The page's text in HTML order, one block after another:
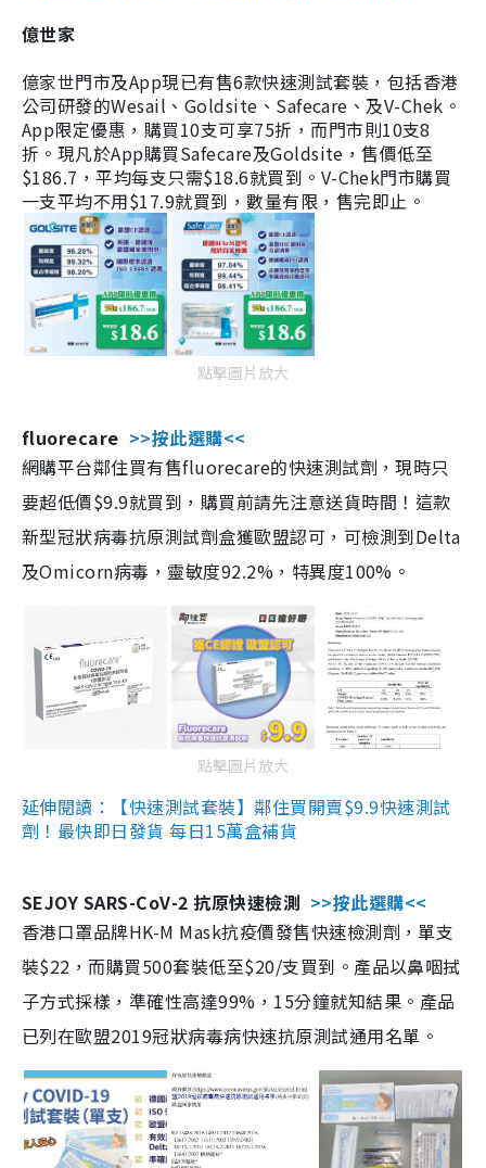
億世家
億家世門市及App現已有售6款快速測試套裝，包括香港
公司研發的Wesail、Goldsite、Safecare、及V-Chek。
App限定優惠，購買10支可享75折，而門市則10支8
折。現凡於App購買Safecare及Goldsite，售價低至
$186.7，平均每支只需$18.6就買到。V-Chek門市購買
一支平均不用$17.9就買到，數量有限，售完即止。
點擊圖片放大
fluorecare >>按此選購<<
網購平台鄰住買有售fluorecare的快速測試劑，現時只
要超低價$9.9就買到，購買前請先注意送貨時間！這款
新型冠狀病毒抗原測試劑盒獲歐盟認可，可檢測到Delta
及Omicorn病毒，靈敏度92.2%，特異度100%。
點擊圖片放大
延伸閱讀：【快速測試套裝】鄰住買開賣$9.9快速測試
劑！最快即日發貨 每日15萬盒補貨
SEJOY SARS-CoV-2 抗原快速檢測 >>按此選購<<
香港口罩品牌HK-M Mask抗疫價發售快速檢測劑，單支
裝$22，而購買500套裝低至$20/支買到。產品以鼻咽拭
子方式採樣，準確性高達99%，15分鐘就知結果。產品
已列在歐盟2019冠狀病毒病快速抗原測試通用名單。